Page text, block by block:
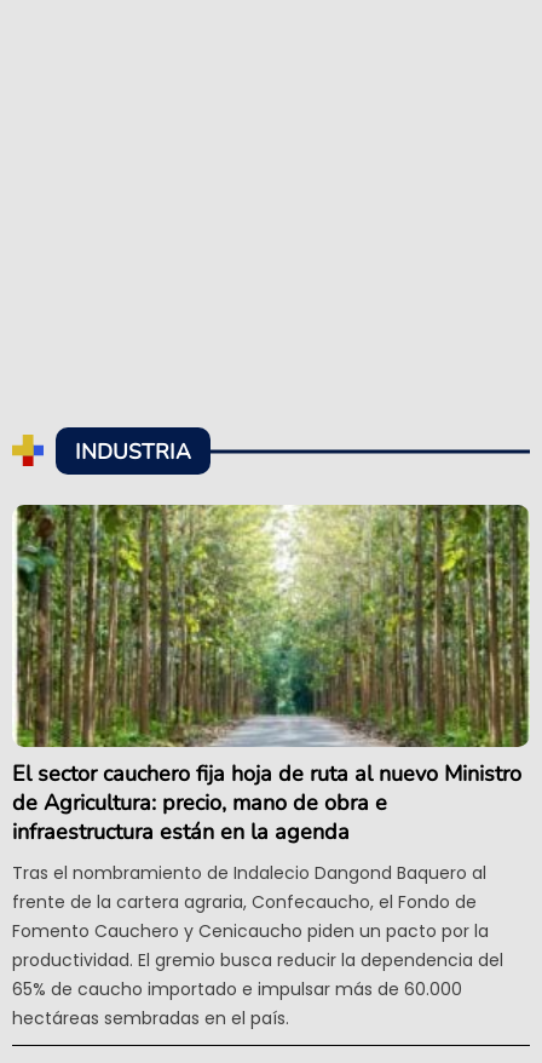
INDUSTRIA
El sector cauchero fija hoja de ruta al nuevo Ministro
de Agricultura: precio, mano de obra e
infraestructura están en la agenda
Tras el nombramiento de Indalecio Dangond Baquero al
frente de la cartera agraria, Confecaucho, el Fondo de
Fomento Cauchero y Cenicaucho piden un pacto por la
productividad. El gremio busca reducir la dependencia del
65% de caucho importado e impulsar más de 60.000
hectáreas sembradas en el país.